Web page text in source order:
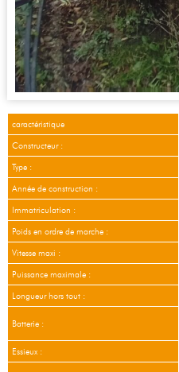
caractéristique
Constructeur :
Type :
Année de construction :
Immatriculation :
Poids en ordre de marche :
Vitesse maxi :
Puissance maximale :
Longueur hors tout :
Batterie :
Essieux :